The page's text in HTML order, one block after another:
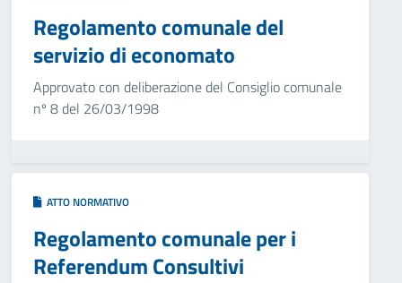
Regolamento comunale del
servizio di economato
Approvato con deliberazione del Consiglio comunale
nº 8 del 26/03/1998
ATTO NORMATIVO
Regolamento comunale per i
Referendum Consultivi